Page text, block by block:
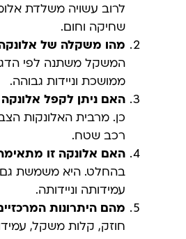
לרוב עשויה משלדת
שחיקה וחום.
מהו משקלה של אלונקה
ממושכת וניידות גבוהה.
האם ניתן לקפל אלונקה
כן. מרבית האלונקות
רכב שטח.
האם אלונקה זו
בהחלט. היא משמשת גם
עמידותה וניידותה.
מהם היתרונות
חוזק, קלות משקל,